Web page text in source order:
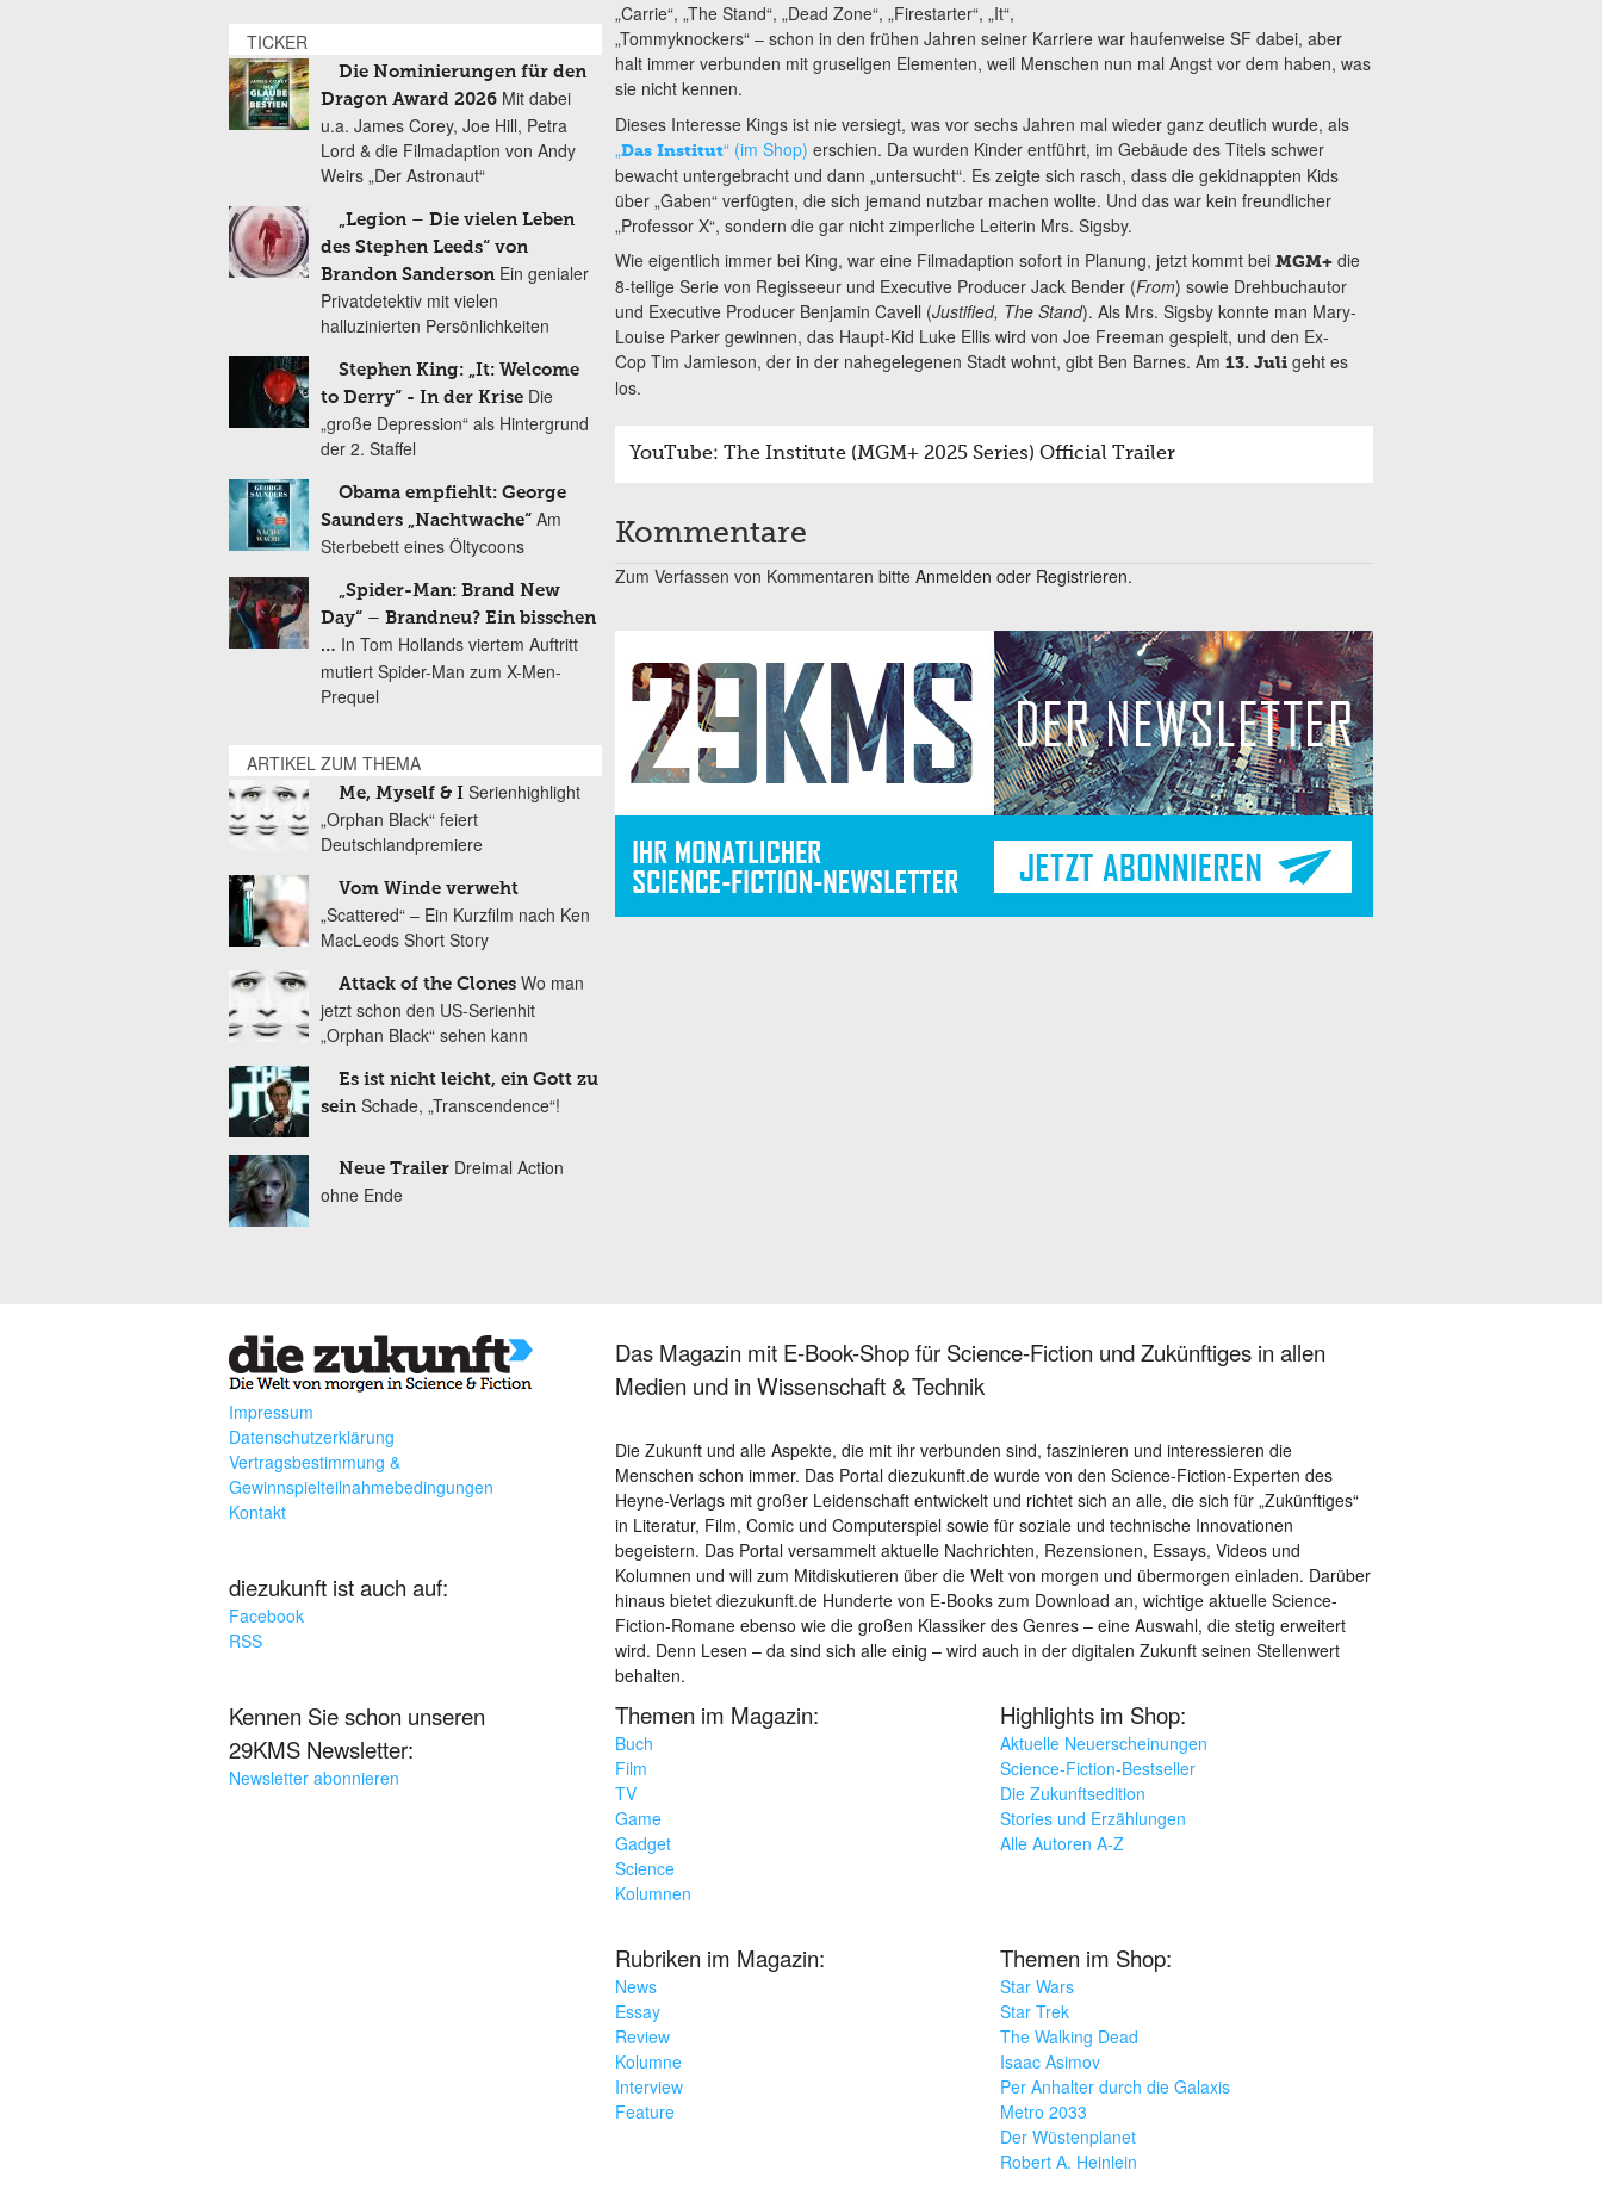
„Carrie“, „The Stand“, „Dead Zone“, „Firestarter“, „It“,
„Tommyknockers“ – schon in den frühen Jahren seiner Karriere war haufenweise SF dabei, aber
halt immer verbunden mit gruseligen Elementen, weil Menschen nun mal Angst vor dem haben, was
sie nicht kennen.
Dieses Interesse Kings ist nie versiegt, was vor sechs Jahren mal wieder ganz deutlich wurde, als
„Das Institut“ (im Shop) erschien. Da wurden Kinder entführt, im Gebäude des Titels schwer
bewacht untergebracht und dann „untersucht“. Es zeigte sich rasch, dass die gekidnappten Kids
über „Gaben“ verfügten, die sich jemand nutzbar machen wollte. Und das war kein freundlicher
„Professor X“, sondern die gar nicht zimperliche Leiterin Mrs. Sigsby.
Wie eigentlich immer bei King, war eine Filmadaption sofort in Planung, jetzt kommt bei MGM+die
8-teilige Serie von Regisseeur und Executive Producer Jack Bender (From) sowie Drehbuchautor
und Executive Producer Benjamin Cavell (Justified, The Stand). Als Mrs. Sigsby konnte man Mary-
Louise Parker gewinnen, das Haupt-Kid Luke Ellis wird von Joe Freeman gespielt, und den Ex-
Cop Tim Jamieson, der in der nahegelegenen Stadt wohnt, gibt Ben Barnes. Am 13. Juli geht es
los.
YouTube: The Institute (MGM+ 2025 Series) Official Trailer
Kommentare
Zum Verfassen von Kommentaren bitte Anmelden oder Registrieren.
TICKER
Die Nominierungen für den
Dragon Award 2026 Mit dabei
u.a. James Corey, Joe Hill, Petra
Lord & die Filmadaption von Andy
Weirs „Der Astronaut“
„Legion – Die vielen Leben
des Stephen Leeds“ von
Brandon Sanderson Ein genialer
Privatdetektiv mit vielen
halluzinierten Persönlichkeiten
Stephen King: „It: Welcome
to Derry“ - In der Krise Die
„große Depression“ als Hintergrund
der 2. Staffel
Obama empfiehlt: George
Saunders „Nachtwache“ Am
Sterbebett eines Öltycoons
„Spider-Man: Brand New
Day“ – Brandneu? Ein bisschen
… In Tom Hollands viertem Auftritt
mutiert Spider-Man zum X-Men-
Prequel
ARTIKEL ZUM THEMA
Me, Myself & I Serienhighlight
„Orphan Black“ feiert
Deutschlandpremiere
Vom Winde verweht
„Scattered“ – Ein Kurzfilm nach Ken
MacLeods Short Story
Attack of the Clones Wo man
jetzt schon den US-Serienhit
„Orphan Black“ sehen kann
Es ist nicht leicht, ein Gott zu
sein Schade, „Transcendence“!
Neue Trailer Dreimal Action
ohne Ende
Impressum
Datenschutzerklärung
Vertragsbestimmung &
Gewinnspielteilnahmebedingungen
Kontakt
diezukunft ist auch auf:
Facebook
RSS
Kennen Sie schon unseren
29KMS Newsletter:
Newsletter abonnieren
Das Magazin mit E-Book-Shop für Science-Fiction und Zukünftiges in allen
Medien und in Wissenschaft & Technik
Die Zukunft und alle Aspekte, die mit ihr verbunden sind, faszinieren und interessieren die
Menschen schon immer. Das Portal diezukunft.de wurde von den Science-Fiction-Experten des
Heyne-Verlags mit großer Leidenschaft entwickelt und richtet sich an alle, die sich für „Zukünftiges“
in Literatur, Film, Comic und Computerspiel sowie für soziale und technische Innovationen
begeistern. Das Portal versammelt aktuelle Nachrichten, Rezensionen, Essays, Videos und
Kolumnen und will zum Mitdiskutieren über die Welt von morgen und übermorgen einladen. Darüber
hinaus bietet diezukunft.de Hunderte von E-Books zum Download an, wichtige aktuelle Science-
Fiction-Romane ebenso wie die großen Klassiker des Genres – eine Auswahl, die stetig erweitert
wird. Denn Lesen – da sind sich alle einig – wird auch in der digitalen Zukunft seinen Stellenwert
behalten.
Themen im Magazin:
Buch
Film
TV
Game
Gadget
Science
Kolumnen
Highlights im Shop:
Aktuelle Neuerscheinungen
Science-Fiction-Bestseller
Die Zukunftsedition
Stories und Erzählungen
Alle Autoren A-Z
Rubriken im Magazin:
News
Essay
Review
Kolumne
Interview
Feature
Themen im Shop:
Star Wars
Star Trek
The Walking Dead
Isaac Asimov
Per Anhalter durch die Galaxis
Metro 2033
Der Wüstenplanet
Robert A. Heinlein